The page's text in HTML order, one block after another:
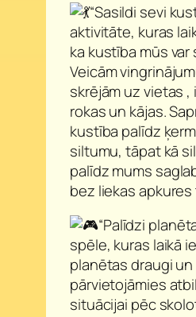
“Sasildi sevi
aktivitāte, kuras
ka kustība mūs var
Veicām
skrējām uz vietas
rokas un kājas.
kustība palīdz
siltumu, tāpat kā
palīdz mums
bez liekas
“Palīdzi
spēle, kuras laikā
planētas draugi un
pārvietojāmies
situācijai pēc